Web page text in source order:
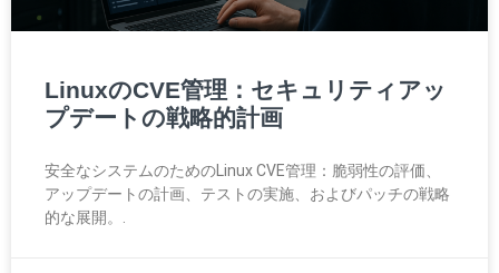
LinuxのCVE管理：セキュリティアッ
プデートの戦略的計画
安全なシステムのためのLinux CVE管理：脆弱性の評価、
アップデートの計画、テストの実施、およびパッチの戦略
的な展開。.